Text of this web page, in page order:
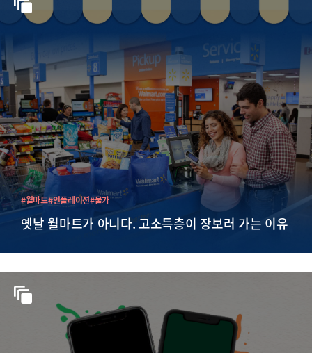
옛날 월마트가 아니다. 고소득층이 장보러 가는 이유
#월마트#인플레이션#물가